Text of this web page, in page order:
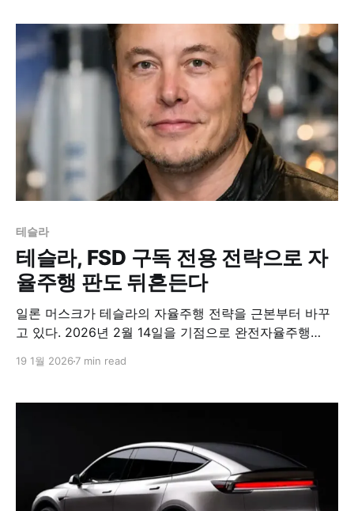
수를 던진 것이다. 이는 중국 전기차 업체들과의 소모적인
가격 전쟁을 피하고, 기술적 우위를 통해 시장 판도를 재
편하겠다는 야심찬 계획으로 읽힌다.
테슬라
테슬라, FSD 구독 전용 전략으로 자
율주행 판도 뒤흔든다
일론 머스크가 테슬라의 자율주행 전략을 근본부터 바꾸
고 있다. 2026년 2월 14일을 기점으로 완전자율주행
독 모델로만 제공되는 파격적인 변화다. 이는 단순한 판매
19 1월 2026 7 min read